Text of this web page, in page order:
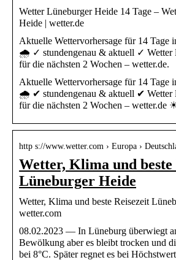
Wetter Lüneburger Heide 14 Tage –
Heide | wetter.de
Aktuelle Wettervorhersage für 14 Tage
🌧️ ✓ stundengenau & aktuell ✓ Wetter
für die nächsten 2 Wochen – wetter.de.
Aktuelle Wettervorhersage für 14 Tage
🌧️ ✔ stundengenau & aktuell ✔ Wetter
für die nächsten 2 Wochen – wetter.de
http s://www.wetter.com › Europa ›
Wetter, Klima und beste
Lüneburger Heide
Wetter, Klima und beste Reisezeit
wetter.com
08.02.2023 — In Lüneburg überwiegt
Bewölkung aber es bleibt trocken und
bei 8°C. Später regnet es bei